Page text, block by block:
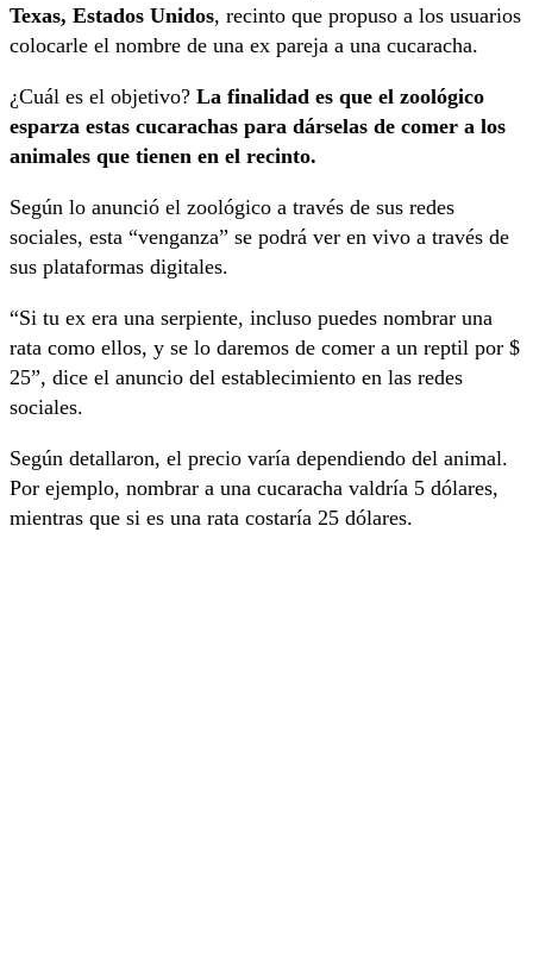
Texas, Estados Unidos, recinto que propuso a los usuarios
colocarle el nombre de una ex pareja a una cucaracha.
¿Cuál es el objetivo? La finalidad es que el zoológico
esparza estas cucarachas para dárselas de comer a los
animales que tienen en el recinto.
Según lo anunció el zoológico a través de sus redes
sociales, esta “venganza” se podrá ver en vivo a través de
sus plataformas digitales.
“Si tu ex era una serpiente, incluso puedes nombrar una
rata como ellos, y se lo daremos de comer a un reptil por $
25”, dice el anuncio del establecimiento en las redes
sociales.
Según detallaron, el precio varía dependiendo del animal.
Por ejemplo, nombrar a una cucaracha valdría 5 dólares,
mientras que si es una rata costaría 25 dólares.